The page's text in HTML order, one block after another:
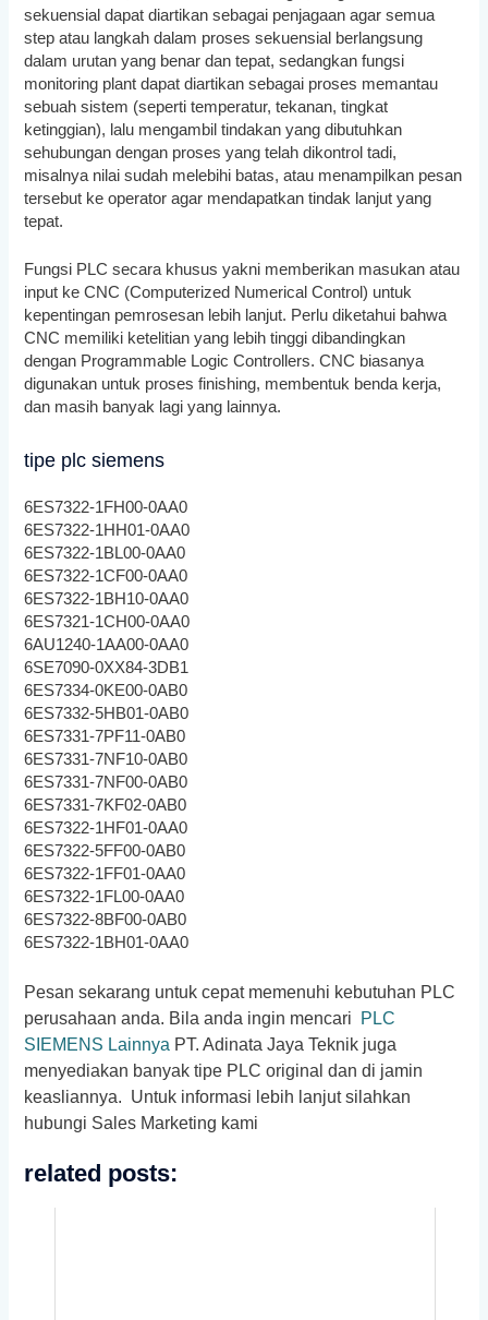
sekuensial dapat diartikan sebagai penjagaan agar semua
step atau langkah dalam proses sekuensial berlangsung
dalam urutan yang benar dan tepat, sedangkan fungsi
monitoring plant dapat diartikan sebagai proses memantau
sebuah sistem (seperti temperatur, tekanan, tingkat
ketinggian), lalu mengambil tindakan yang dibutuhkan
sehubungan dengan proses yang telah dikontrol tadi,
misalnya nilai sudah melebihi batas, atau menampilkan pesan
tersebut ke operator agar mendapatkan tindak lanjut yang
tepat.
Fungsi PLC secara khusus yakni memberikan masukan atau
input ke CNC (Computerized Numerical Control) untuk
kepentingan pemrosesan lebih lanjut. Perlu diketahui bahwa
CNC memiliki ketelitian yang lebih tinggi dibandingkan
dengan Programmable Logic Controllers. CNC biasanya
digunakan untuk proses finishing, membentuk benda kerja,
dan masih banyak lagi yang lainnya.
tipe plc siemens
6ES7322-1FH00-0AA0
6ES7322-1HH01-0AA0
6ES7322-1BL00-0AA0
6ES7322-1CF00-0AA0
6ES7322-1BH10-0AA0
6ES7321-1CH00-0AA0
6AU1240-1AA00-0AA0
6SE7090-0XX84-3DB1
6ES7334-0KE00-0AB0
6ES7332-5HB01-0AB0
6ES7331-7PF11-0AB0
6ES7331-7NF10-0AB0
6ES7331-7NF00-0AB0
6ES7331-7KF02-0AB0
6ES7322-1HF01-0AA0
6ES7322-5FF00-0AB0
6ES7322-1FF01-0AA0
6ES7322-1FL00-0AA0
6ES7322-8BF00-0AB0
6ES7322-1BH01-0AA0
Pesan sekarang untuk cepat memenuhi kebutuhan PLC
perusahaan anda. Bila anda ingin mencari PLC
SIEMENS Lainnya PT. Adinata Jaya Teknik juga
menyediakan banyak tipe PLC original dan di jamin
keasliannya. Untuk informasi lebih lanjut silahkan
hubungi Sales Marketing kami
related posts: